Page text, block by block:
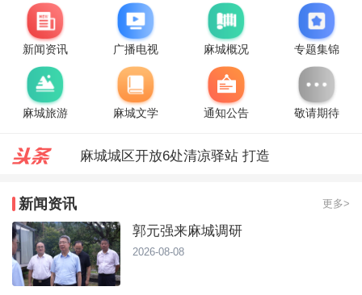
新闻资讯 广播电视 麻城概况 专题集锦
麻城旅游 麻城文学 通知公告 敬请期待
麻城城区开放6处清凉驿站 打造
台风靠近！直冲40℃，黄冈高温预
新闻资讯 更多>
郭元强来麻城调研
2026-08-08